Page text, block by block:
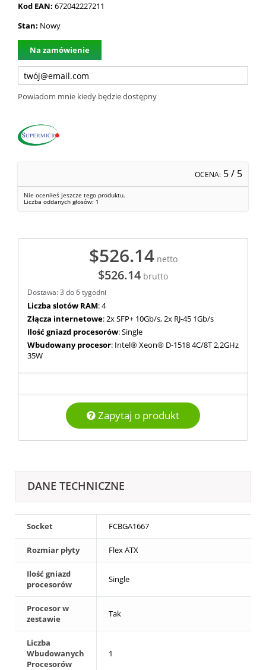
Kod EAN: 672042227211
Stan: Nowy
Na zamówienie
Powiadom mnie kiedy będzie dostępny
OCENA: 5/ 5
Nie oceniłeś jeszcze tego produktu.
Liczba oddanych głosów: 1
$526.14netto
$526.14 brutto
Dostawa: 3 do 6 tygodni
Liczba slotów RAM: 4
Złącza internetowe: 2x SFP+ 10Gb/s, 2x RJ-45 1Gb/s
Ilość gniazd procesorów: Single
Wbudowany procesor: Intel® Xeon® D-1518 4C/8T 2,2GHz
35W
Zapytaj o produkt
DANE TECHNICZNE
Socket FCBGA1667
Rozmiar płyty Flex ATX
Ilość gniazd
procesorów
Single
Procesor w
zestawie
Tak
Liczba
Wbudowanych
Procesorów
1